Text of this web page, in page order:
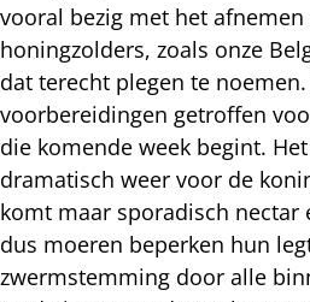
vooral bezig met het
honingzolders, zoals onze
dat terecht plegen te
voorbereidingen getroffen
die komende week begint.
dramatisch weer voor de
komt maar sporadisch nectar
dus moeren beperken hun
zwermstemming door alle